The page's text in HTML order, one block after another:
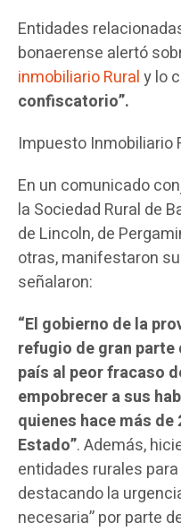
Entidades
bonaerense alertó
inmobiliario Ruraly lo
confiscatorio”.
Impuesto Inmobiliario
En un comunicado
la Sociedad Rural de
de Lincoln, de
otras, manifestaron
señalaron:
“El gobierno de la
refugio de gran
país al peor fracaso
empobrecer a sus
quienes hace más
Estado”. Además,
entidades rurales
destacando la
necesaria” por parte